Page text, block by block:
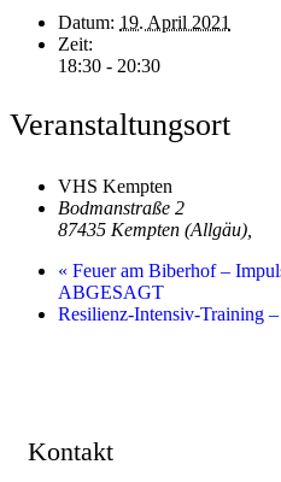
Datum: 19. April 2021
Zeit:
18:30 - 20:30
Veranstaltungsort
VHS Kempten
Bodmanstraße 2
87435 Kempten (Allgäu)
« Feuer am Biberhof –
ABGESAGT
Resilienz-Intensiv-Training
Kontakt